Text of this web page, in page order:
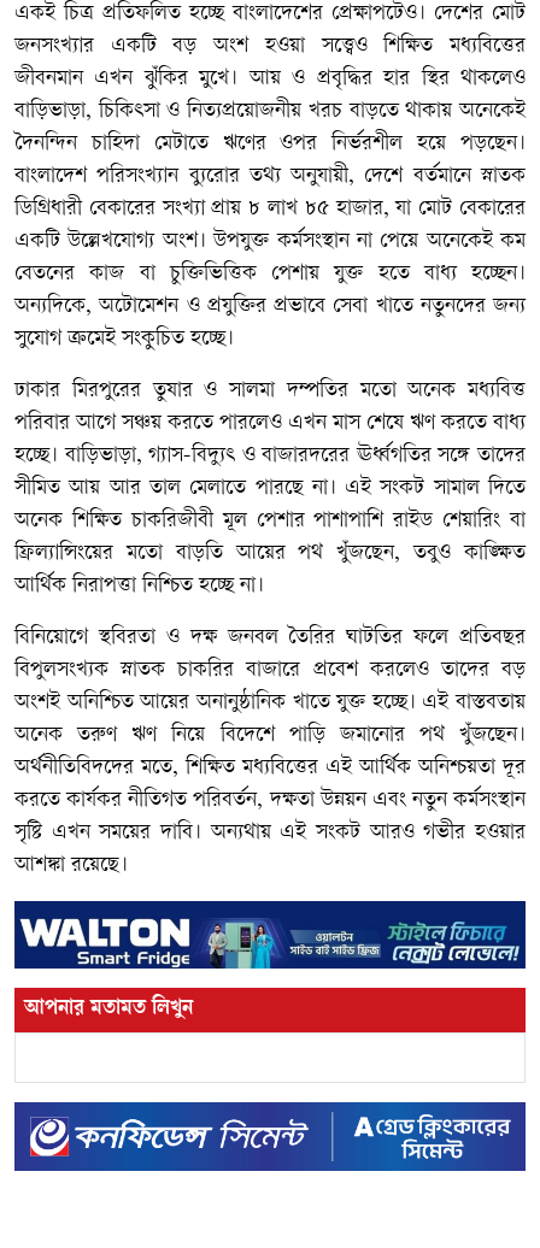
একই চিত্র প্রতিফলিত হচ্ছে বাংলাদেশের প্রেক্ষাপটেও। দেশের মোট
জনসংখ্যার একটি বড় অংশ হওয়া সত্ত্বেও শিক্ষিত মধ্যবিত্তের
জীবনমান এখন ঝুঁকির মুখে। আয় ও প্রবৃদ্ধির হার স্থির থাকলেও
বাড়িভাড়া, চিকিৎসা ও নিত্যপ্রয়োজনীয় খরচ বাড়তে থাকায় অনেকেই
দৈনন্দিন চাহিদা মেটাতে ঋণের ওপর নির্ভরশীল হয়ে পড়ছেন।
বাংলাদেশ পরিসংখ্যান ব্যুরোর তথ্য অনুযায়ী, দেশে বর্তমানে স্নাতক
ডিগ্রিধারী বেকারের সংখ্যা প্রায় ৮ লাখ ৮৫ হাজার, যা মোট বেকারের
একটি উল্লেখযোগ্য অংশ। উপযুক্ত কর্মসংস্থান না পেয়ে অনেকেই কম
বেতনের কাজ বা চুক্তিভিত্তিক পেশায় যুক্ত হতে বাধ্য হচ্ছেন।
অন্যদিকে, অটোমেশন ও প্রযুক্তির প্রভাবে সেবা খাতে নতুনদের জন্য
সুযোগ ক্রমেই সংকুচিত হচ্ছে।
ঢাকার মিরপুরের তুষার ও সালমা দম্পতির মতো অনেক মধ্যবিত্ত
পরিবার আগে সঞ্চয় করতে পারলেও এখন মাস শেষে ঋণ করতে বাধ্য
হচ্ছে। বাড়িভাড়া, গ্যাস-বিদ্যুৎ ও বাজারদরের ঊর্ধ্বগতির সঙ্গে তাদের
সীমিত আয় আর তাল মেলাতে পারছে না। এই সংকট সামাল দিতে
অনেক শিক্ষিত চাকরিজীবী মূল পেশার পাশাপাশি রাইড শেয়ারিং বা
ফ্রিল্যান্সিংয়ের মতো বাড়তি আয়ের পথ খুঁজছেন, তবুও কাঙ্ক্ষিত
আর্থিক নিরাপত্তা নিশ্চিত হচ্ছে না।
বিনিয়োগে স্থবিরতা ও দক্ষ জনবল তৈরির ঘাটতির ফলে প্রতিবছর
বিপুলসংখ্যক স্নাতক চাকরির বাজারে প্রবেশ করলেও তাদের বড়
অংশই অনিশ্চিত আয়ের অনানুষ্ঠানিক খাতে যুক্ত হচ্ছে। এই বাস্তবতায়
অনেক তরুণ ঋণ নিয়ে বিদেশে পাড়ি জমানোর পথ খুঁজছেন।
অর্থনীতিবিদদের মতে, শিক্ষিত মধ্যবিত্তের এই আর্থিক অনিশ্চয়তা দূর
করতে কার্যকর নীতিগত পরিবর্তন, দক্ষতা উন্নয়ন এবং নতুন কর্মসংস্থান
সৃষ্টি এখন সময়ের দাবি। অন্যথায় এই সংকট আরও গভীর হওয়ার
আশঙ্কা রয়েছে।
আপনার মতামত লিখুন